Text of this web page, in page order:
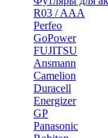
R03 / AAA
Perfeo
GoPower
FUJITSU
Ansmann
Camelion
Duracell
Energizer
GP
Panasonic